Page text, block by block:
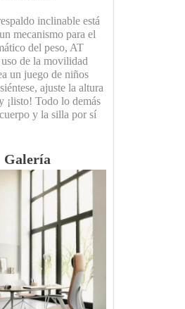
inclinable está
mecanismo para el
del peso, AT
de la movilidad
un juego de niños
ajuste la altura
¡listo! Todo lo demás
y la silla por sí
Galería